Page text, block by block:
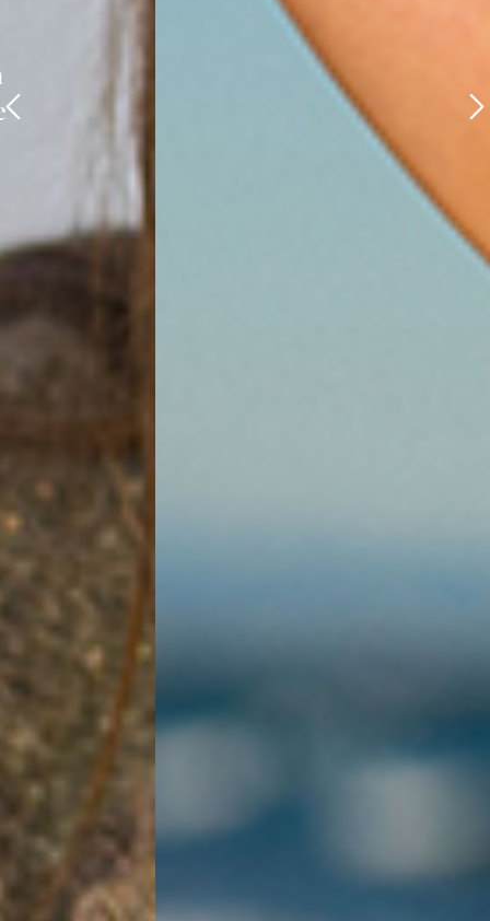
¿Quieres cambiar tu estilo
de vida y conseguir la
mejor versión de ti?
Encuentra una forma de cuidarte
para ti.
Sesión Presencial